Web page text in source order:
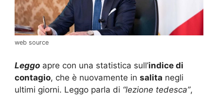
web source
Leggo apre con una statistica sull’indice di
contagio, che è nuovamente in salita negli
ultimi giorni. Leggo parla di “lezione tedesca”,